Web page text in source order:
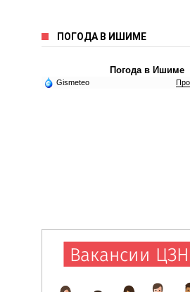
ПОГОДА В ИШИМЕ
Погода в Ишиме
Gismeteo